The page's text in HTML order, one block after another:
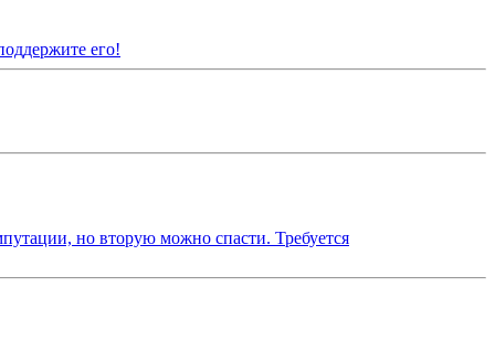
его!
но вторую можно спасти. Требуется